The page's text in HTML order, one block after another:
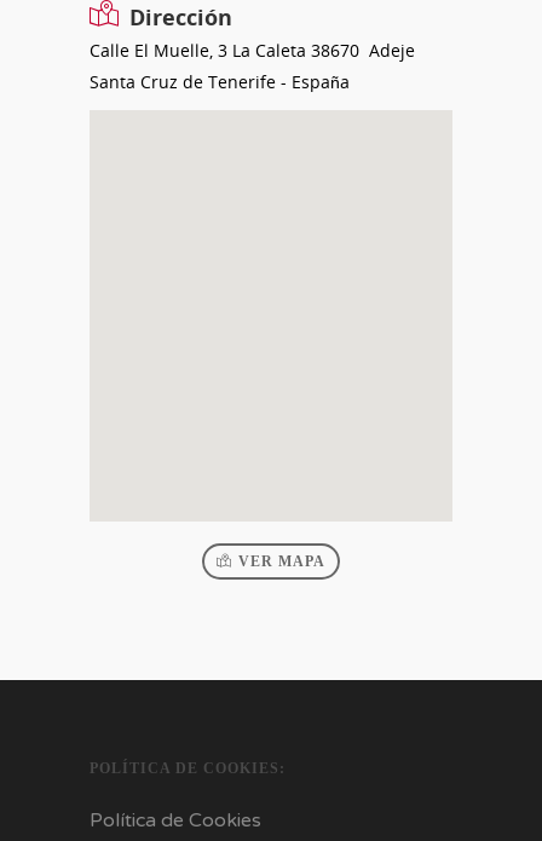
Dirección
Calle El Muelle, 3 La Caleta 38670 Adeje
Santa Cruz de Tenerife - España
VER MAPA
POLÍTICA DE COOKIES:
Política de Cookies